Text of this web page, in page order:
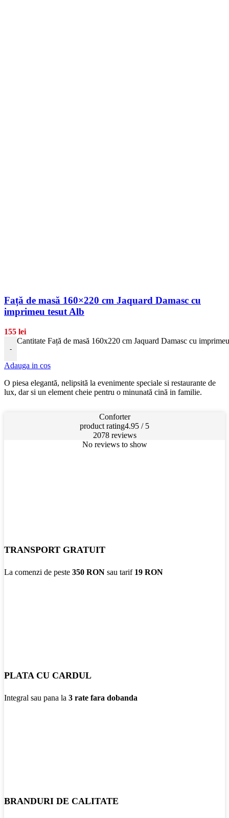
Față de masă 160×220 cm Jaquard Damasc cu
imprimeu tesut Alb
155 lei
-
Cantitate Față de masă 160x220 cm Jaquard Damasc cu
Adauga in cos
O piesa elegantă, nelipsită la evenimente speciale si restaurante de
lux, dar si un element cheie pentru o minunată cină in familie.
Conforter
product rating4.95 / 5
2078 reviews
No reviews to show
TRANSPORT GRATUIT
La comenzi de peste 350 RON sau tarif 19 RON
PLATA CU CARDUL
Integral sau pana la 3 rate fara dobanda
BRANDURI DE CALITATE